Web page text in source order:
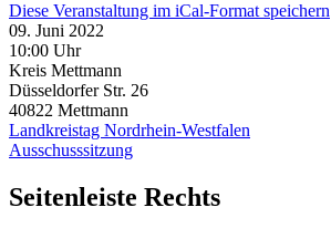
Diese Veranstaltung im iCal-Format speichern
09. Juni 2022
10:00 Uhr
Kreis Mettmann
Düsseldorfer Str. 26
40822 Mettmann
Landkreistag Nordrhein-Westfalen
Ausschusssitzung
Seitenleiste Rechts